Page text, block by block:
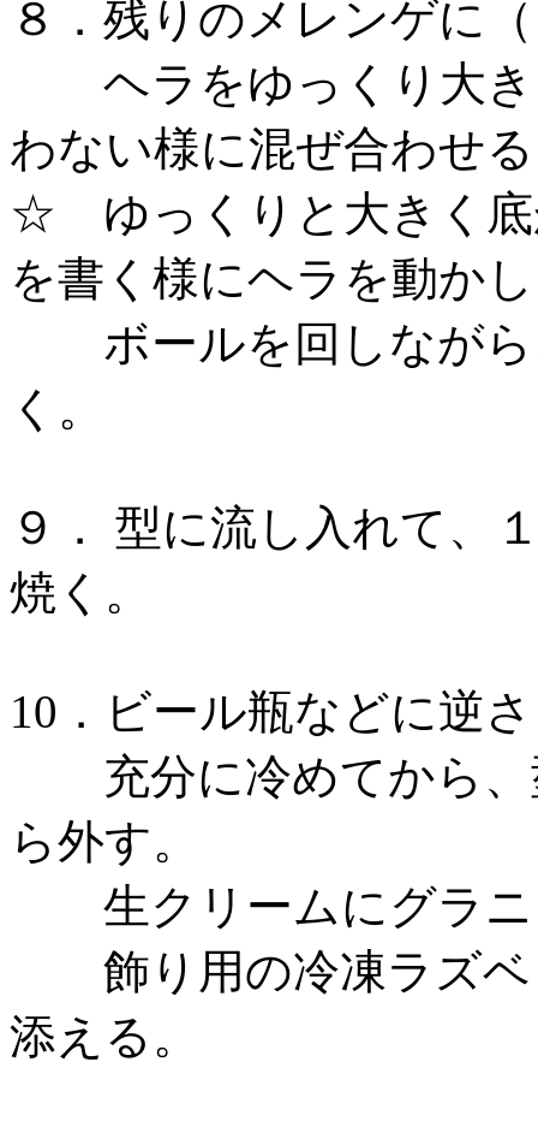
８．残りのメレンゲに
ヘラをゆっくり大き
わない様に混ぜ合わせる
☆ ゆっくりと大きく底
を書く様にヘラを動か
ボールを回しながら
く。
９． 型に流し入れて、
焼く。
10．ビール瓶などに逆
充分に冷めてから、
ら外す。
生クリームにグラニ
飾り用の冷凍ラズベ
添える。